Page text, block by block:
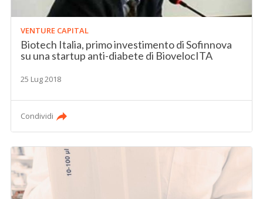
VENTURE CAPITAL
Biotech Italia, primo investimento di Sofinnova
su una startup anti-diabete di BiovelocITA
25 Lug 2018
Condividi